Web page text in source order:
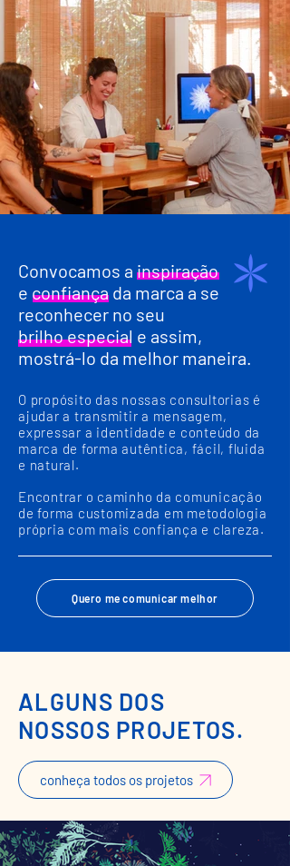
Convocamos a inspiração
e confiança da marca a se
reconhecer no seu
brilho especial e assim,
mostrá-lo da melhor maneira.
O propósito das nossas consultorias é
ajudar a transmitir a mensagem,
expressar a identidade e conteúdo da
marca de forma autêntica, fácil, fluida
e natural.
Encontrar o caminho da comunicação
de forma customizada em metodologia
própria com mais confiança e clareza.
Quero me comunicar melhor‎
ALGUNS DOS
NOSSOS PROJETOS.
conheça todos os projetos‎ ‎ ‎